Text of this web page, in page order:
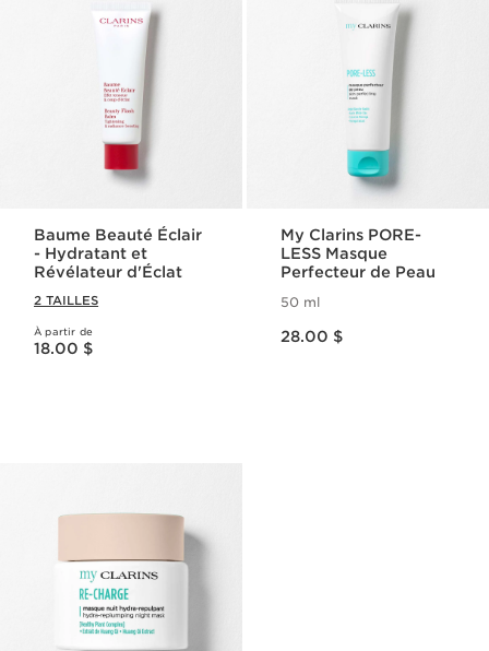
Baume Beauté Éclair
- Hydratant et
Révélateur d'Éclat
2 TAILLES
À partir de
Nouveau prix 18.00 $
18.00 $
My Clarins PORE-
LESS Masque
Perfecteur de Peau
50 ml
28.00 $